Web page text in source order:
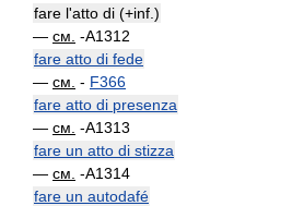
fare l'atto di (+inf.)
— см. -A1312
fare atto di fede
— см. - F366
fare atto di presenza
— см. -A1313
fare un atto di stizza
— см. -A1314
fare un autodafé